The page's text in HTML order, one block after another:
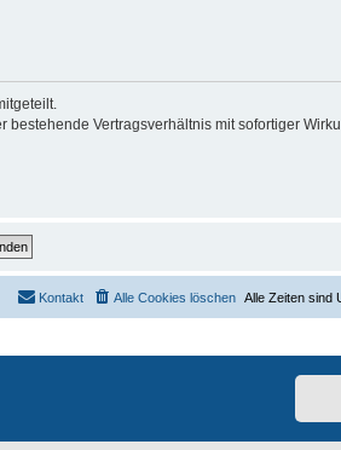
Vertragsverhältnis mit sofortiger
Alle Zeiten sind
Alle Cookies löschen
Kontakt